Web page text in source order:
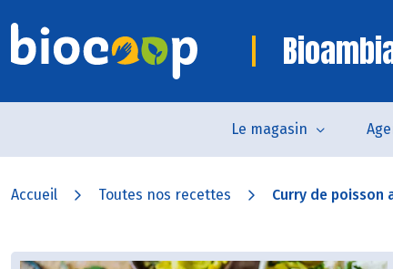
Le magasin
Accueil Toutes nos recettes Curry de poisson